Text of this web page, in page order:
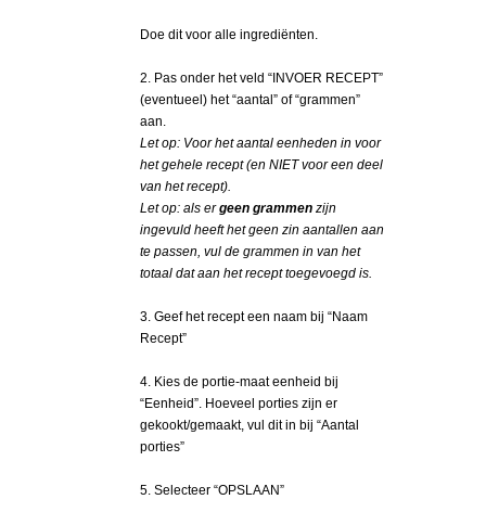
Doe dit voor alle ingrediënten.
2. Pas onder het veld “INVOER RECEPT”
(eventueel) het “aantal” of “grammen”
aan.
Let op: Voor het aantal eenheden in voor
het gehele recept (en NIET voor een deel
van het recept).
Let op: als ergeen grammen zijn
ingevuld heeft het geen zin aantallen aan
te passen, vul de grammen in van het
totaal dat aan het recept toegevoegd is.
3. Geef het recept een naam bij “Naam
Recept”
4. Kies de portie-maat eenheid bij
“Eenheid”. Hoeveel porties zijn er
gekookt/gemaakt, vul dit in bij “Aantal
porties”
5. Selecteer “OPSLAAN”